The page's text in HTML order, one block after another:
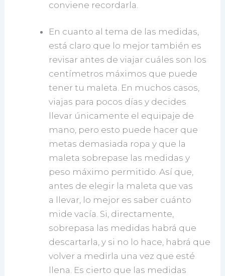
conviene recordarla.
En cuanto al tema de las medidas,
está claro que lo mejor también es
revisar antes de viajar cuáles son los
centímetros máximos que puede
tener tu maleta. En muchos casos,
viajas para pocos días y decides
llevar únicamente el equipaje de
mano, pero esto puede hacer que
metas demasiada ropa y que la
maleta sobrepase las medidas y
peso máximo permitido. Así que,
antes de elegir la maleta que vas
a llevar, lo mejor es saber cuánto
mide vacía. Si, directamente,
sobrepasa las medidas habrá que
descartarla, y si no lo hace, habrá que
volver a medirla una vez que esté
llena. Es cierto que las medidas